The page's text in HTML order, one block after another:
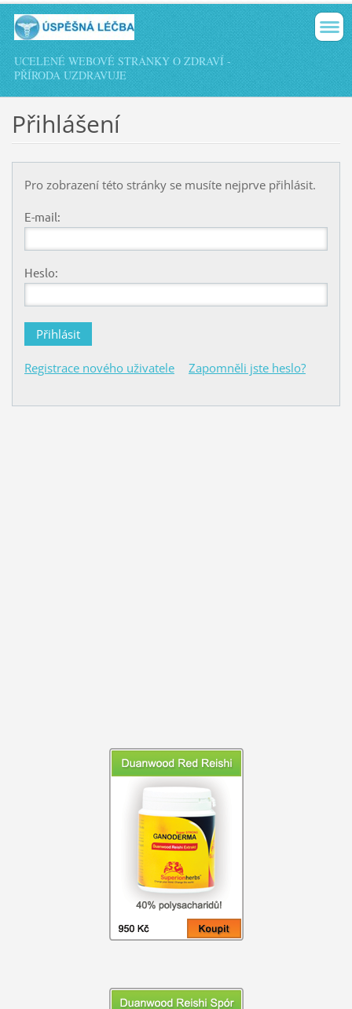
UCELENÉ WEBOVÉ STRÁNKY O ZDRAVÍ -
PŘÍRODA UZDRAVUJE
Přihlášení
Pro zobrazení této stránky se musíte nejprve přihlásit.
E-mail:
Heslo:
Registrace nového uživatele Zapomněli jste heslo?